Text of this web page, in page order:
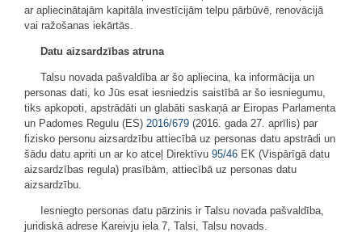
ar apliecinātajām kapitāla investīcijām telpu pārbūvē, renovācijā
vai ražošanas iekārtās.
Datu aizsardzības atruna
Talsu novada pašvaldība ar šo apliecina, ka informācija un
personas dati, ko Jūs esat iesniedzis saistībā ar šo iesniegumu,
tiks apkopoti, apstrādāti un glabāti saskaņā ar Eiropas Parlamenta
un Padomes Regulu (ES) 2016/679 (2016. gada 27. aprīlis) par
fizisko personu aizsardzību attiecībā uz personas datu apstrādi un
šādu datu apriti un ar ko atceļ Direktīvu 95/46 EK (Vispārīgā datu
aizsardzības regula) prasībām, attiecībā uz personas datu
aizsardzību.
Iesniegto personas datu pārzinis ir Talsu novada pašvaldība,
juridiskā adrese Kareivju iela 7, Talsi, Talsu novads.